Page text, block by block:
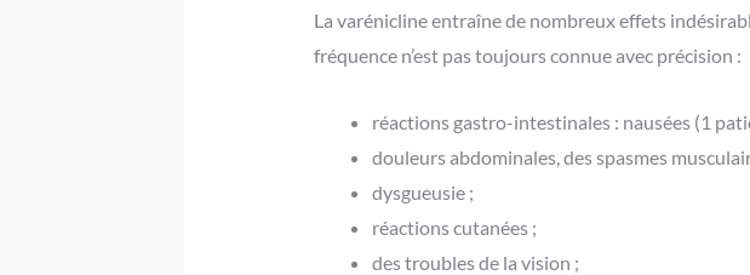
La varénicline entraîne de nombreux effets
fréquence n’est pas toujours connue avec précision :
réactions gastro-intestinales : nausées (1
douleurs abdominales, des spasmes
dysgueusie ;
réactions cutanées ;
des troubles de la vision ;